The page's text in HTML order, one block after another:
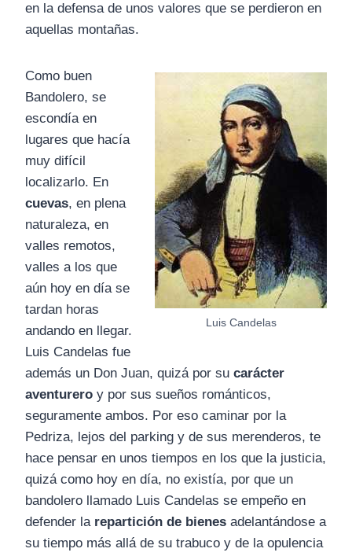
en la defensa de unos valores que se perdieron en
aquellas montañas.
Luis Candelas
Como buen
Bandolero, se
escondía en
lugares que hacía
muy difícil
localizarlo. En
cuevas, en plena
naturaleza, en
valles remotos,
valles a los que
aún hoy en día se
tardan horas
andando en llegar.
Luis Candelas fue
además un Don Juan, quizá por su carácter
aventurero y por sus sueños románticos,
seguramente ambos. Por eso caminar por la
Pedriza, lejos del parking y de sus merenderos, te
hace pensar en unos tiempos en los que la justicia,
quizá como hoy en día, no existía, por que un
bandolero llamado Luis Candelas se empeño en
defender la repartición de bienes adelantándose a
su tiempo más allá de su trabuco y de la opulencia